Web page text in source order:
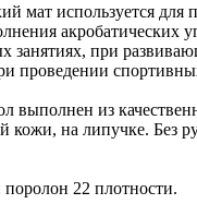
мат используется для
акробатических
занятиях, при
проведении
выполнен из
кожи, на липучке. Без
22 плотности.